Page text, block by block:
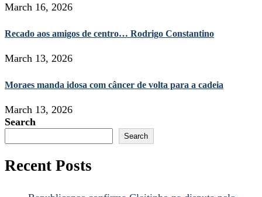
March 16, 2026
Recado aos amigos de centro… Rodrigo Constantino
March 13, 2026
Moraes manda idosa com câncer de volta para a cadeia
March 13, 2026
Search
Search
Recent Posts